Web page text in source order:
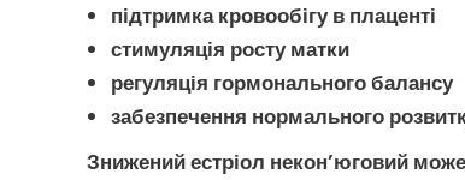
підтримка кровообігу в плаценті
стимуляція росту матки
регуляція гормонального балансу
забезпечення нормального
Знижений естріол некон’юговий